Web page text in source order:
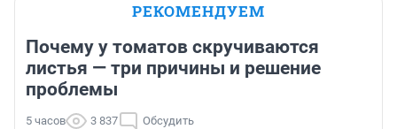
РЕКОМЕНДУЕМ
Почему у томатов скручиваются
листья — три причины и решение
проблемы
5 часов 3 837 Обсудить